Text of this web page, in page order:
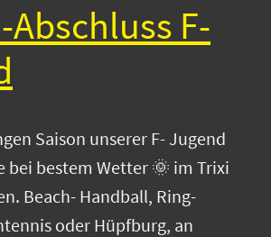
Abschluss F-
Saison unserer F- Jugend
bei bestem Wetter 🌞 im Trixi
Beach- Handball, Ring-
oder Hüpfburg, an